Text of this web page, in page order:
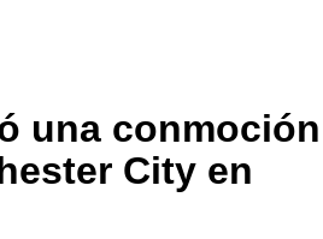
una conmoción
City en